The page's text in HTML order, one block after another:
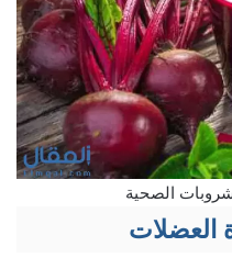
الصحية
العضلات